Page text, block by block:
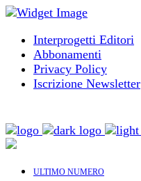
Interprogetti Editori
Abbonamenti
Privacy Policy
Iscrizione Newsletter
ULTIMO NUMERO